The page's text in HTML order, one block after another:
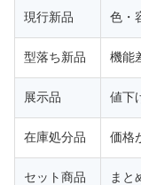
現行新品 色・
型落ち新品 機能
展示品 値下
在庫処分品 価格
セット商品 まと